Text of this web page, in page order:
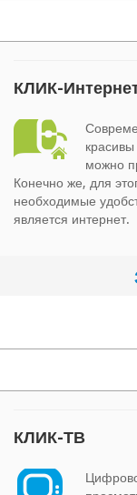
КЛИК-
можно
Конечно же, для
необходимые
является интернет.
КЛИК-ТВ